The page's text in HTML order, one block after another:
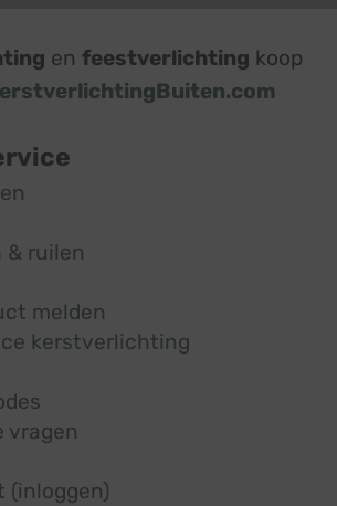
en feestverlichting koop
& ruilen
melden
kerstverlichting
vragen
(inloggen)